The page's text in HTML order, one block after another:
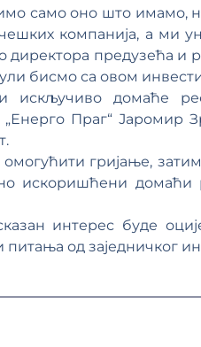
само оно што имамо,
компанија, а ми
директора предузећа и
бисмо са овом
искључиво домаће
Праг“ Јаромир
гријање,
искоришћени
интерес буде
од заједничког